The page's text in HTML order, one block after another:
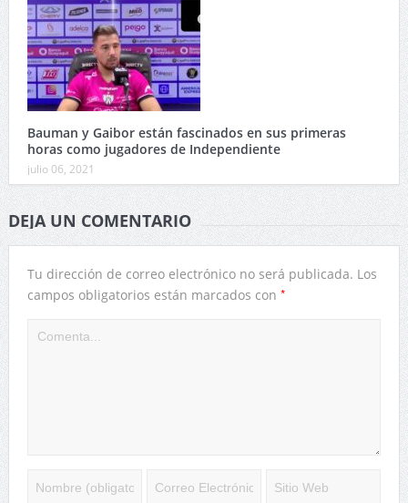
Bauman y Gaibor están fascinados en sus primeras
horas como jugadores de Independiente
julio 06, 2021
DEJA UN COMENTARIO
Tu dirección de correo electrónico no será publicada. Los
campos obligatorios están marcados con *